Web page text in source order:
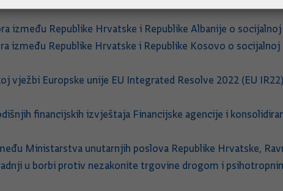
između Republike Hrvatske i Republike Albanije o
između Republike Hrvatske i Republike Kosovo o
vježbi Europske unije EU Integrated Resolve 2022 (EU IR22)
financijskih izvještaja Financijske agencije i
Ministarstva unutarnjih poslova Republike Hrvatske,
u borbi protiv nezakonite trgovine drogom i